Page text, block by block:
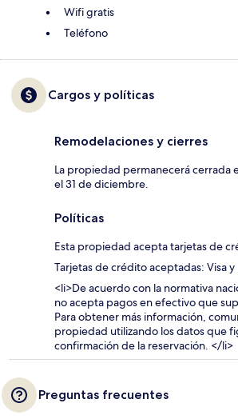
Wifi gratis
Teléfono
Cargos y políticas
Remodelaciones y cierres
La propiedad permanecerá cerrada
el 31 de diciembre.
Políticas
Esta propiedad acepta tarjetas de
Tarjetas de crédito aceptadas: Visa
<li>De acuerdo con la normativa
no acepta pagos en efectivo que
Para obtener más información,
propiedad utilizando los datos que
confirmación de la reservación. </li>
Preguntas frecuentes